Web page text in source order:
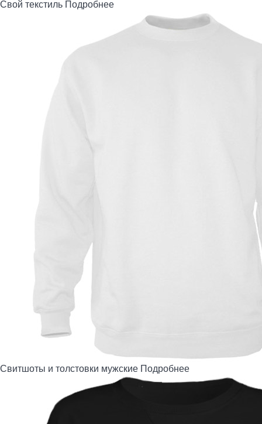
Свой текстиль Подробнее
Свитшоты и толстовки мужские Подробнее